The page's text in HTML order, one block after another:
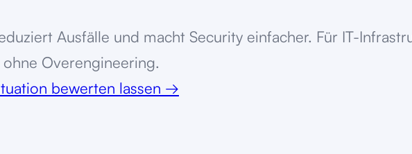
Ausfälle und macht Security einfacher. Für IT-
Overengineering.
bewerten lassen →